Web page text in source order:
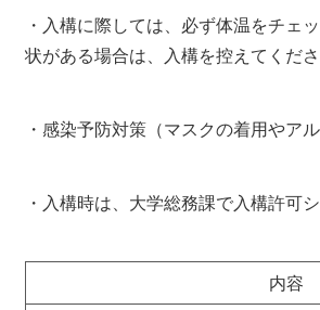
・入構に際しては、必ず体温をチ
状がある場合は、入構を控えてくださ
・感染予防対策（マスクの着用やア
・入構時は、大学総務課で入構許可
内容